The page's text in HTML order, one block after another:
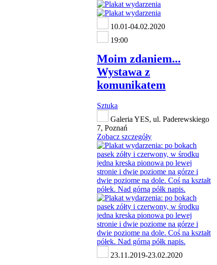
10.01-04.02.2020
19:00
Moim zdaniem...
Wystawa z
komunikatem
Sztuka
Galeria YES, ul. Paderewskiego
7, Poznań
Zobacz szczegóły
23.11.2019-23.02.2020